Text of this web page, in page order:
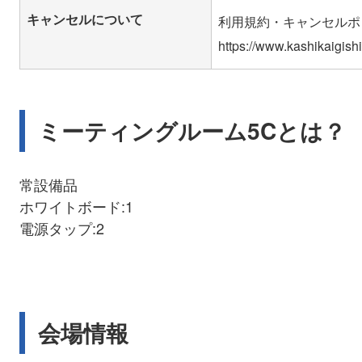
キャンセルについて 利用規約・キャンセル
ミーティングルーム5Cとは？
常設備品
ホワイトボード:1
電源タップ:2
会場情報